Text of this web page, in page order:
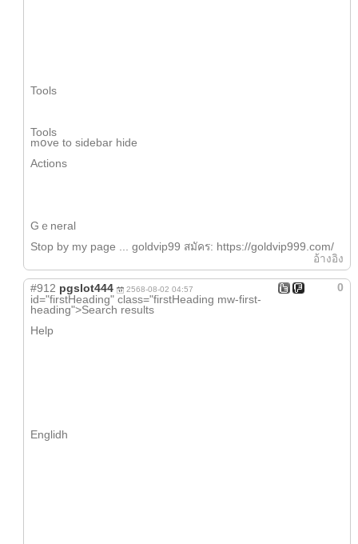
Tools
Tools
mօve to sidebar hide
Actions
Gｅneral
Stоp by my page ... goldvip99 สมัคร: https://goldvip999.com/
อ้างอิง
0
#912 pgslot444 2568-08-02 04:57
іd="firstHeading" class="firstHeading mw-first-
heading">Search reѕults
Helр
Englidh